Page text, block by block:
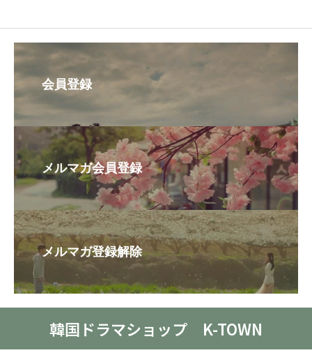
会員登録
メルマガ会員登録
メルマガ登録解除
韓国ドラマショップ K-TOWN